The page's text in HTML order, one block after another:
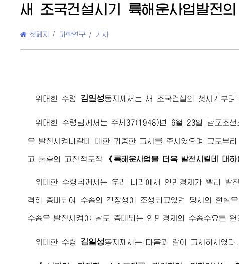
새 조국건설시기 륙해운사업발전
첫페지 / 과학연구 / 기사
위대한 수령 김일성동지 께서는 새 조국건설의 첫시기부
위대한 수령님 께서는 주체37(1948)년 6월 23일 남포조
을 발전시켜나갈데 대한 귀중한 교시를 주시였으며 그로부
고 불후의 고전적로작 《륙해운사업을 더욱 발전시킬데 대하
위대한 수령님 께서는 우리 나라에서 인민경제가 빨리 발
격히 증대되여 수송의 긴장성이 조성되고있던 당시의 현실
수송을 발전시켜야 날로 증대되는 인민경제의 수송수요를
위대한 수령 김일성동지 께서는 다음과 같이 교시하시였다.